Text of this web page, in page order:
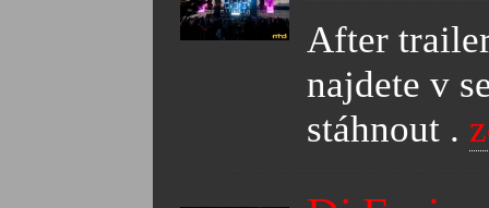
After
najdete v
stáhnout .